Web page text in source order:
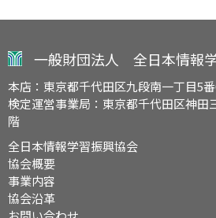
一般財団法人 全日本情報
本店：東京都千代田区九段南一丁目5
検定運営事業局：東京都千代田区神田
階
全日本情報学習振興協会
協会概要
事業内容
協会沿革